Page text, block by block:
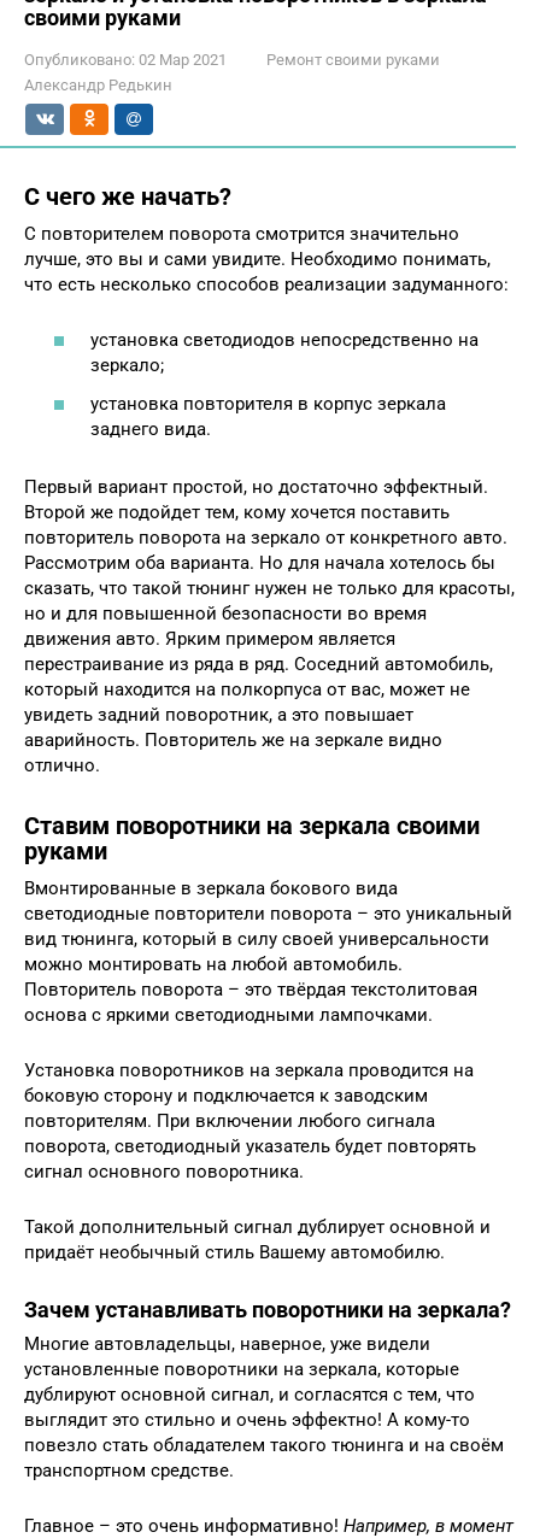
своими руками
Опубликовано: 02 Мар 2021
Ремонт своими руками
Александр Редькин
С чего же начать?
С повторителем поворота смотрится значительно
лучше, это вы и сами увидите. Необходимо понимать,
что есть несколько способов реализации задуманного:
установка светодиодов непосредственно на
зеркало;
установка повторителя в корпус зеркала
заднего вида.
Первый вариант простой, но достаточно эффектный.
Второй же подойдет тем, кому хочется поставить
повторитель поворота на зеркало от конкретного авто.
Рассмотрим оба варианта. Но для начала хотелось бы
сказать, что такой тюнинг нужен не только для красоты,
но и для повышенной безопасности во время
движения авто. Ярким примером является
перестраивание из ряда в ряд. Соседний автомобиль,
который находится на полкорпуса от вас, может не
увидеть задний поворотник, а это повышает
аварийность. Повторитель же на зеркале видно
отлично.
Ставим поворотники на зеркала своими
руками
Вмонтированные в зеркала бокового вида
светодиодные повторители поворота – это уникальный
вид тюнинга, который в силу своей универсальности
можно монтировать на любой автомобиль.
Повторитель поворота – это твёрдая текстолитовая
основа с яркими светодиодными лампочками.
Установка поворотников на зеркала проводится на
боковую сторону и подключается к заводским
повторителям. При включении любого сигнала
поворота, светодиодный указатель будет повторять
сигнал основного поворотника.
Такой дополнительный сигнал дублирует основной и
придаёт необычный стиль Вашему автомобилю.
Зачем устанавливать поворотники на зеркала?
Многие автовладельцы, наверное, уже видели
установленные поворотники на зеркала, которые
дублируют основной сигнал, и согласятся с тем, что
выглядит это стильно и очень эффектно! А кому-то
повезло стать обладателем такого тюнинга и на своём
транспортном средстве.
Главное – это очень информативно! Например, в момент